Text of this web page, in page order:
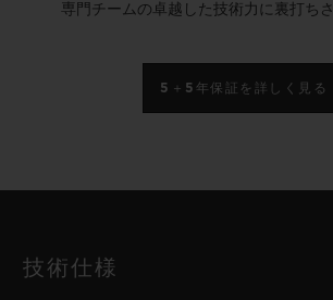
専門チームの卓越した技術力に裏打ち
5＋5年保証を詳しく見る
技術仕様